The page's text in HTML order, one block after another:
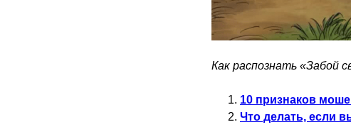
Как распознать «Забой
10 признаков
Что делать, если